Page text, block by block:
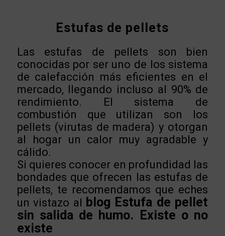
Estufas de pellets
Las estufas de pellets son bien
conocidas por ser uno de los sistema
de calefacción más eficientes en el
mercado, llegando incluso al 90% de
rendimiento. El sistema de
combustión que utilizan son los
pellets (virutas de madera) y otorgan
al hogar un calor muy agradable y
cálido.
Si quieres conocer en profundidad las
bondades que ofrecen las estufas de
pellets, te recomendamos que eches
un vistazo al blog Estufa de pellet
sin salida de humo. Existe o no
existe